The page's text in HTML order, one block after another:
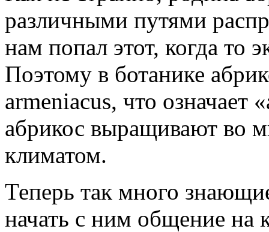
различными путями
нам попал этот, когда то
Поэтому в ботанике
armeniacus, что
абрикос выращивают во
климатом.
Теперь так много
начать с ним общение на